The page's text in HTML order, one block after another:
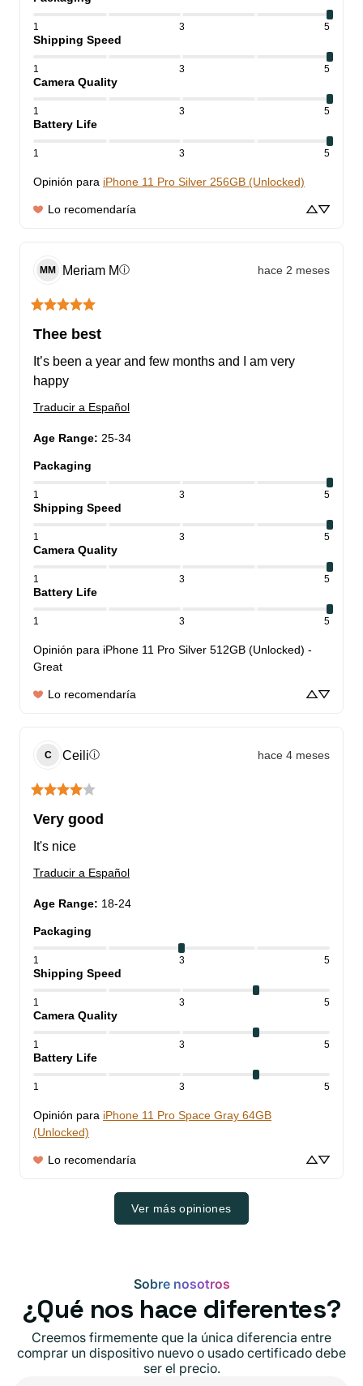
1 3 5
Shipping Speed
1 3 5
Camera Quality
1 3 5
Battery Life
1 3 5
Opinión para iPhone 11 Pro Silver 256GB (Unlocked)
Lo recomendaría
MM Meriam Mⓘ hace 2 meses
Thee best
It’s been a year and few months and I am very
happy
Traducir a Español
Age Range: 25-34
Packaging
1 3 5
Shipping Speed
1 3 5
Camera Quality
1 3 5
Battery Life
1 3 5
Opinión para iPhone 11 Pro Silver 512GB (Unlocked) -
Great
Lo recomendaría
C Ceiliⓘ hace 4 meses
Very good
It's nice
Traducir a Español
Age Range: 18-24
Packaging
1 3 5
Shipping Speed
1 3 5
Camera Quality
1 3 5
Battery Life
1 3 5
Opinión para iPhone 11 Pro Space Gray 64GB
(Unlocked)
Lo recomendaría
Ver más opiniones
Sobre nosotros
¿Qué nos hace diferentes?
Creemos firmemente que la única diferencia entre
comprar un dispositivo nuevo o usado certificado debe
ser el precio.